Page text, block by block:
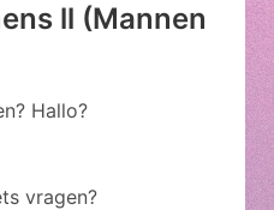
ll (Mannen
Hallo?
vragen?